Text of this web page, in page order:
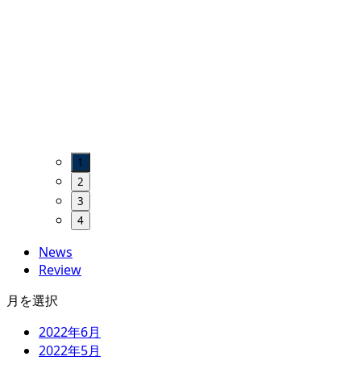
1
2
3
4
News
Review
月を選択
2022年6月
2022年5月